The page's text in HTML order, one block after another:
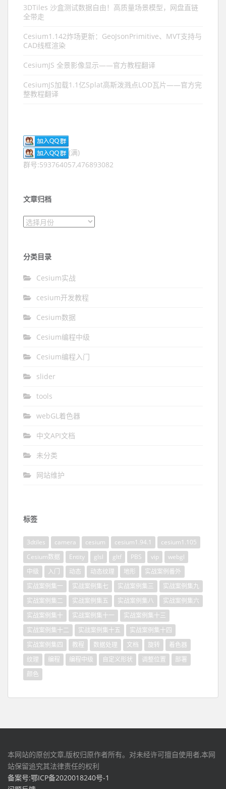
3DTiles 沙盒测试数据自由！高质量场景模型，网盘直链
全带走
Cesium1.142炸场更新：GeoJsonPrimitive、MVT支持与
CAD线框渲染
CesiumJS 全景影像显示——官方教程翻译
CesiumJS加载1.1亿Splat高斯泼溅点LOD瓦片——官方完
整教程翻译
(满)
群号:593764057,476893082
文章归档
文章归档
分类目录
Cesium实战
cesium开发教程
Cesium数据
Cesium编程中级
Cesium编程入门
slider
tools
webGL着色器
中文API文档
未分类
网站维护
标签
3dtiles camera cesium cesium1.94.1
cesium1.105
Cesium数据
Entity glsl gltf PBS vip
webgl
中级
入门 动态 动态纹理 地形
实战案例番外
实战案例集一
实战案例集七 实战案例集三
实战案例集九
实战案例集二
实战案例集五 实战案例集八
实战案例集六
实战案例集十
实战案例集十一
实战案例集十三
实战案例集十二
实战案例集十五
实战案例集十四
实战案例集四
教程 数据处理 文档 旋转
着色器
纹理
编程 编程中级 自定义形状 调整位置
部署
颜色
本网站的原创文章,版权归原作者所有。对未经许可擅自使用者,本网
站保留追究其法律责任的权利
备案号:鄂ICP备2020018240号-1